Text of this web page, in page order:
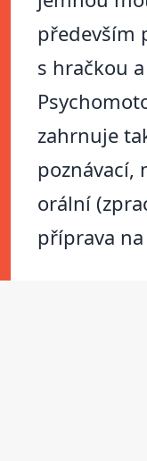
především
s hračkou
zahrnuje
poznávací,
orální
příprava